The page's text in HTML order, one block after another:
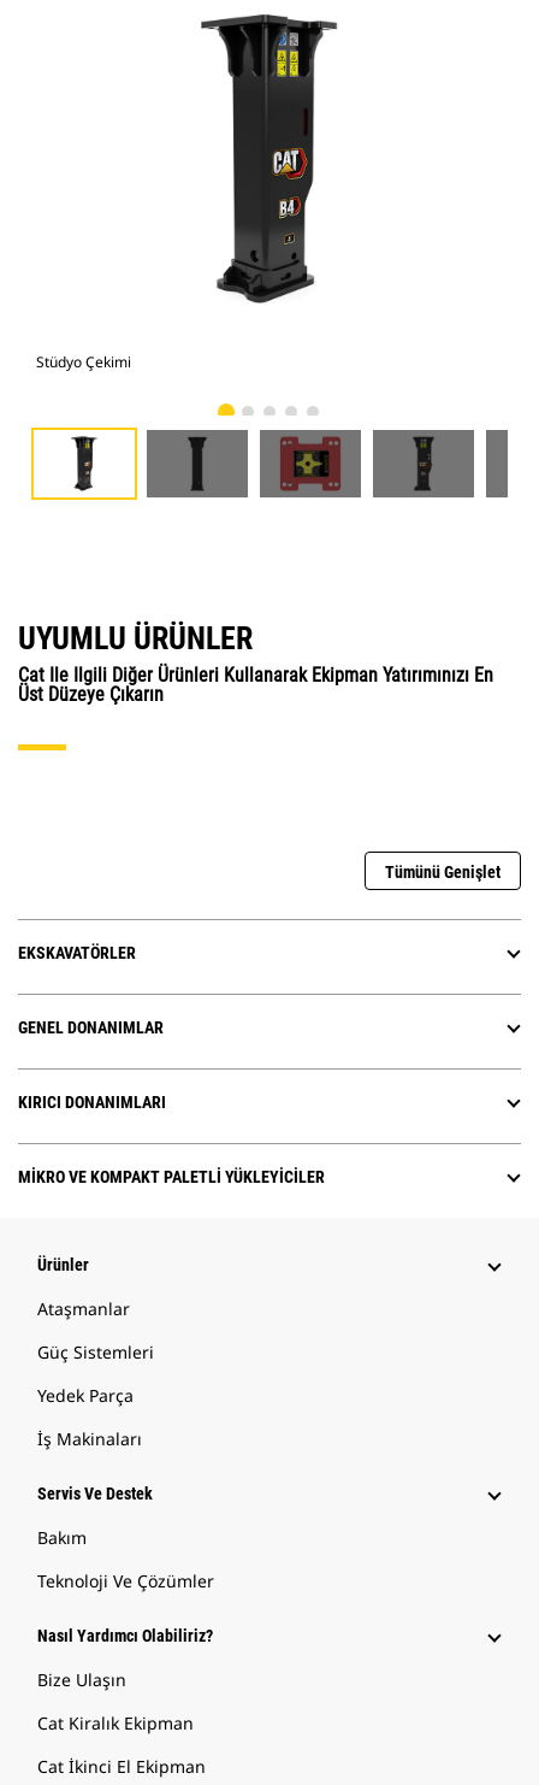
Stüdyo Çekimi
UYUMLU ÜRÜNLER
Cat Ile Ilgili Diğer Ürünleri Kullanarak Ekipman Yatırımınızı En
Üst Düzeye Çıkarın
Tümünü Genişlet
EKSKAVATÖRLER
GENEL DONANIMLAR
KIRICI DONANIMLARI
MIKRO VE KOMPAKT PALETLI YÜKLEYICILER
Ürünler
Ataşmanlar
Güç Sistemleri
Yedek Parça
İş Makinaları
Servis Ve Destek
Bakım
Teknoloji Ve Çözümler
Nasıl Yardımcı Olabiliriz?
Bize Ulaşın
Cat Kiralık Ekipman
Cat İkinci El Ekipman